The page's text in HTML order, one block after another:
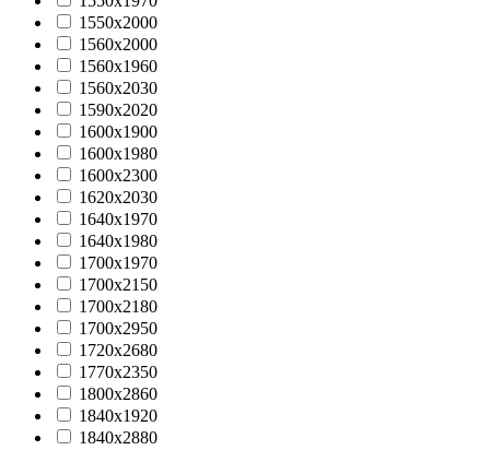
1550х2000
1560x2000
1560х1960
1560х2030
1590х2020
1600х1900
1600х1980
1600х2300
1620х2030
1640х1970
1640х1980
1700х1970
1700х2150
1700х2180
1700х2950
1720х2680
1770x2350
1800х2860
1840х1920
1840х2880